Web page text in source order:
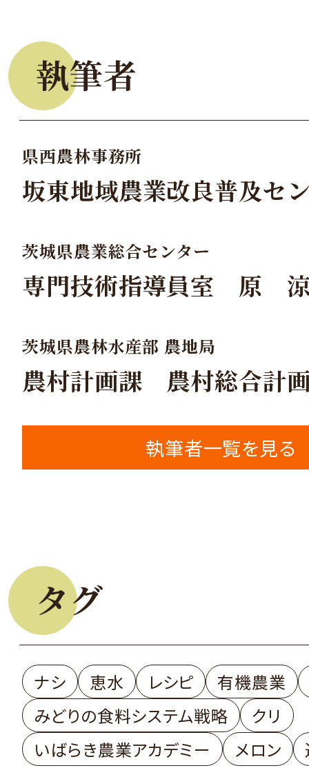
執筆者
県西農林事務所
坂東地域農業改良普及セ
茨城県農業総合センター
専門技術指導員室 原
茨城県農林水産部 農地局
農村計画課 農村総合計
執筆者一覧を見る
タグ
ナシ 恵水 レシピ
有機農業
みどりの食料システム戦略
クリ
いばらき農業アカデミー
メロン